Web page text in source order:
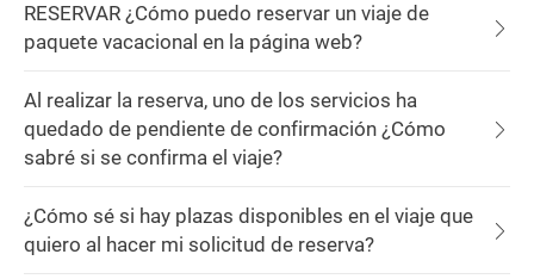
RESERVAR ¿Cómo puedo reservar un viaje de
paquete vacacional en la página web?
Al realizar la reserva, uno de los servicios ha
quedado de pendiente de confirmación ¿Cómo
sabré si se confirma el viaje?
¿Cómo sé si hay plazas disponibles en el viaje que
quiero al hacer mi solicitud de reserva?